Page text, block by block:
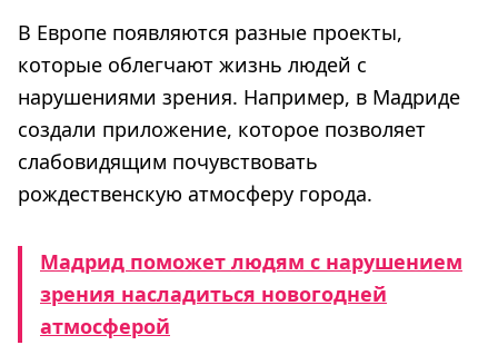
В Европе появляются разные проекты,
которые облегчают жизнь людей с
нарушениями зрения. Например, в Мадриде
создали приложение, которое позволяет
слабовидящим почувствовать
рождественскую атмосферу города.
Мадрид поможет людям с нарушением
зрения насладиться новогодней
атмосферой